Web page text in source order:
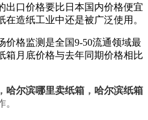
口价格要比日本国内价格便宜
造纸工业中还是被广泛使用。
格监测是全国9-50流通领域最
箱月底价格与去年同期价格相比
， 哈尔滨哪里卖纸箱 ， 哈尔滨纸箱